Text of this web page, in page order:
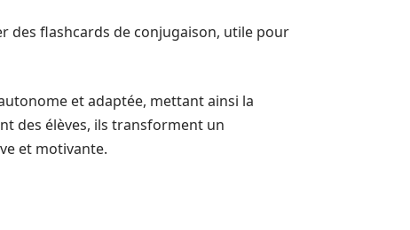
des flashcards de conjugaison, utile pour
et adaptée, mettant ainsi la
des élèves, ils transforment un
et motivante.